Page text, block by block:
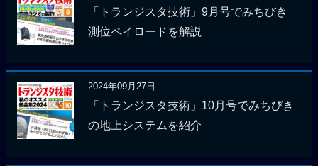
「トランジスタ技術」9月号でみちびき
測位ペイロードを解説
2024年09月27日
「トランジスタ技術」10月号でみちびき
の地上システムを紹介